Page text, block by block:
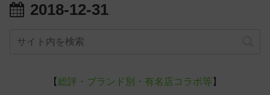
2018-12-31
【総評・ブランド別・有名店コラボ等 】